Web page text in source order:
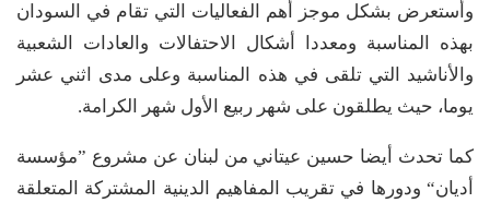
وأستعرض بشكل موجز أهم الفعاليات التي تقام في السودان
بهذه المناسبة ومعددا أشكال الاحتفالات والعادات الشعبية
والأناشيد التي تلقى في هذه المناسبة وعلى مدى اثني عشر
يوما، حيث يطلقون على شهر ربيع الأول شهر الكرامة.
كما تحدث أيضا حسين عيتاني من لبنان عن مشروع ”مؤسسة
أديان“ ودورها في تقريب المفاهيم الدينية المشتركة المتعلقة